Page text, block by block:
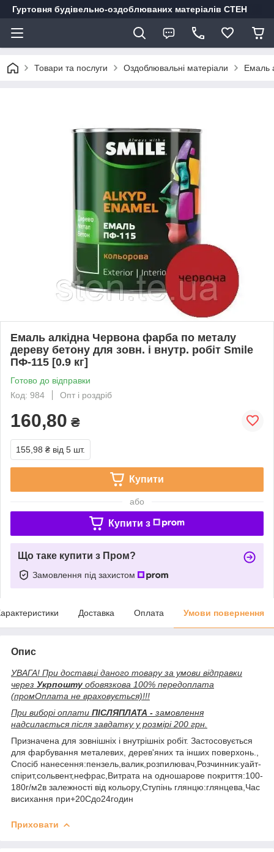
Гуртовня будівельно-оздоблюваних матеріалів СТЕН
Товари та послуги Оздоблювальні матеріали Емаль
Емаль алкідна Червона фарба по металу
дереву бетону для зовн. і внутр. робіт Smile
ПФ-115 [0.9 кг]
Готово до відправки
Код: 984
Опт і роздріб
160,80 ₴
155,98 ₴ від 5 шт.
Купити
або
Купити з
Що таке купити з Пром?
Замовлення під захистом
Доставка Оплата Умови повернення
Опис
УВАГА! При доставці даного товару за умови відправки
через Укрпошту обовязкова 100% передоплата
(промОплата не враховується)!!!
При виборі оплати ПІСЛЯПЛАТА - замовлення
надсилається після завдатку у розмірі 200 грн.
Призначена для зовнішніх і внутрішніх робіт. Застосовується
для фарбування металевих, дерев'яних та інших поверхонь.,
Спосіб нанесення:пензель,валик,розпилювач,Розчинник:уайт-
спірит,сольвент,нефрас,Витрата на одношарове покриття:100-
180г/м2в залежності від кольору,Ступінь глянцю:глянцева,Час
висихання при+20Сдо24годин
Приховати